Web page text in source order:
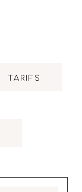
TARIFS